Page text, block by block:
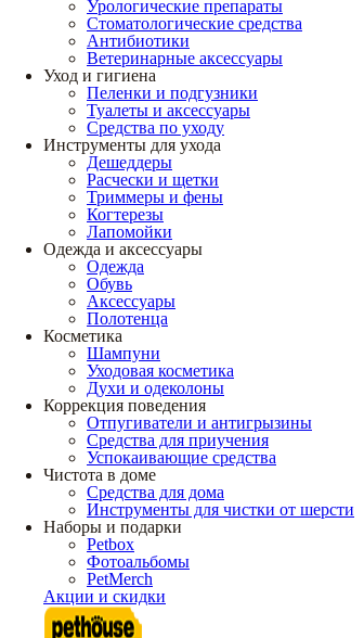
Урологические препараты
Стоматологические средства
Антибиотики
Ветеринарные аксессуары
Уход и гигиена
Пеленки и подгузники
Туалеты и аксессуары
Средства по уходу
Инструменты для ухода
Дешеддеры
Расчески и щетки
Триммеры и фены
Когтерезы
Лапомойки
Одежда и аксессуары
Одежда
Обувь
Аксессуары
Полотенца
Косметика
Шампуни
Уходовая косметика
Духи и одеколоны
Коррекция поведения
Отпугиватели и антигрызины
Средства для приучения
Успокаивающие средства
Чистота в доме
Средства для дома
Инструменты для чистки от шерсти
Наборы и подарки
Petbox
Фотоальбомы
PetMerch
Акции и скидки